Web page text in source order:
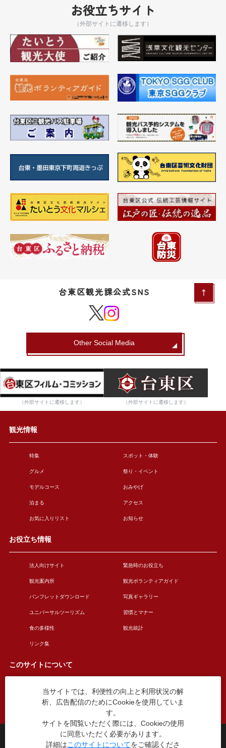
お役立ちサイト
（外部サイトに遷移します）
台東区観光課公式SNS
Other Social Media
（外部サイトに遷移します） （外部サイトに遷移します）
観光情報
特集 スポット・体験
グルメ 祭り・イベント
モデルコース おみやげ
泊まる アクセス
お気に入りリスト お知らせ
お役立ち情報
法人向けサイト 緊急時のお役立ち
観光案内所 観光ボランティアガイド
パンフレットダウンロード 写真ギャラリー
ユニバーサルツーリズム 習慣とマナー
食の多様性 観光統計
リンク集
このサイトについて
このサイトについて 広告掲載について
お問い合わせ
台東区役所観光課
〒110-8615 東京都台東区東上野4丁目5番6号
当サイトでは、利便性の向上と利用状況の解
析、広告配信のためにCookieを使用していま
す。
サイトを閲覧いただく際には、Cookieの使用
に同意いただく必要があります。
詳細はこのサイトについてをご確認くださ